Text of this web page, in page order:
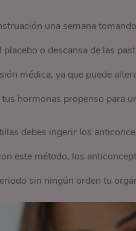
una semana
o descansa de las
médica, ya que puede
hormonas propenso para
debes ingerir los
este método, los
sin ningún orden tu